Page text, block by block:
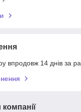
впродовж 14 днів за
компанії